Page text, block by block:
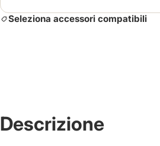
Seleziona accessori compatibili
Descrizione